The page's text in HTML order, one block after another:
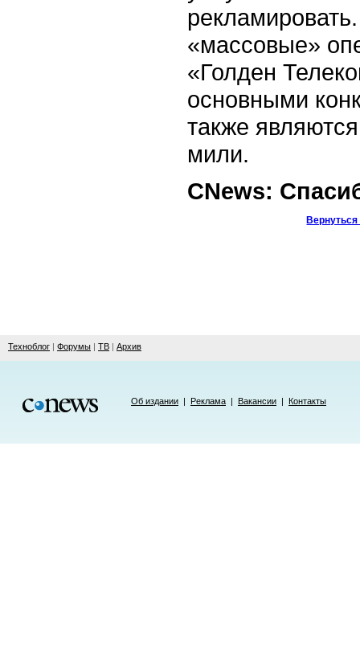
«массовые»
«Голден
основными
также
мили.
CNews:
Техноблог | Форумы | ТВ | Архив
Об издании | Реклама | Вакансии | Контакты